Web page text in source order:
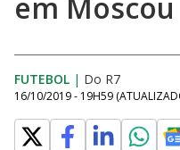
FUTEBOL | Do R7
16/10/2019 - 19H59